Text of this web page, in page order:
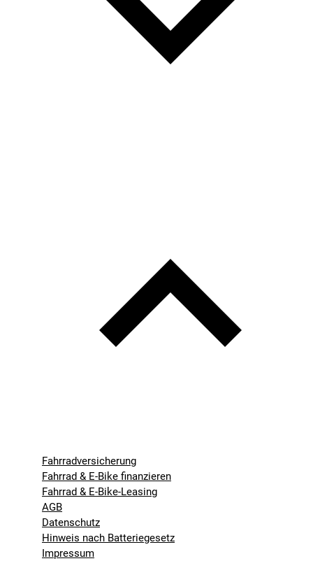
Fahrradversicherung
Fahrrad & E-Bike finanzieren
Fahrrad & E-Bike-Leasing
AGB
Datenschutz
Hinweis nach Batteriegesetz
Impressum